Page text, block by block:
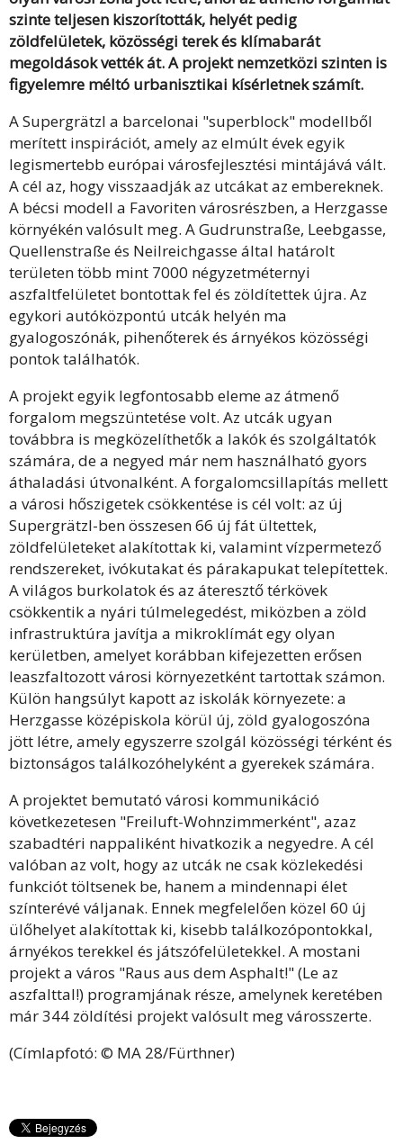
szinte teljesen kiszorították, helyét pedig
zöldfelületek, közösségi terek és klímabarát
megoldások vették át. A projekt nemzetközi szinten is
figyelemre méltó urbanisztikai kísérletnek számít.
A Supergrätzl a barcelonai "superblock" modellből
merített inspirációt, amely az elmúlt évek egyik
legismertebb európai városfejlesztési mintájává vált.
A cél az, hogy visszaadják az utcákat az embereknek.
A bécsi modell a Favoriten városrészben, a Herzgasse
környékén valósult meg. A Gudrunstraße, Leebgasse,
Quellenstraße és Neilreichgasse által határolt
területen több mint 7000 négyzetméternyi
aszfaltfelületet bontottak fel és zöldítettek újra. Az
egykori autóközpontú utcák helyén ma
gyalogoszónák, pihenőterek és árnyékos közösségi
pontok találhatók.
A projekt egyik legfontosabb eleme az átmenő
forgalom megszüntetése volt. Az utcák ugyan
továbbra is megközelíthetők a lakók és szolgáltatók
számára, de a negyed már nem használható gyors
áthaladási útvonalként. A forgalomcsillapítás mellett
a városi hőszigetek csökkentése is cél volt: az új
Supergrätzl-ben összesen 66 új fát ültettek,
zöldfelületeket alakítottak ki, valamint vízpermetező
rendszereket, ivókutakat és párakapukat telepítettek.
A világos burkolatok és az áteresztő térkövek
csökkentik a nyári túlmelegedést, miközben a zöld
infrastruktúra javítja a mikroklímát egy olyan
kerületben, amelyet korábban kifejezetten erősen
leaszfaltozott városi környezetként tartottak számon.
Külön hangsúlyt kapott az iskolák környezete: a
Herzgasse középiskola körül új, zöld gyalogoszóna
jött létre, amely egyszerre szolgál közösségi térként és
biztonságos találkozóhelyként a gyerekek számára.
A projektet bemutató városi kommunikáció
következetesen "Freiluft-Wohnzimmerként", azaz
szabadtéri nappaliként hivatkozik a negyedre. A cél
valóban az volt, hogy az utcák ne csak közlekedési
funkciót töltsenek be, hanem a mindennapi élet
színterévé váljanak. Ennek megfelelően közel 60 új
ülőhelyet alakítottak ki, kisebb találkozópontokkal,
árnyékos terekkel és játszófelületekkel. A mostani
projekt a város "Raus aus dem Asphalt!" (Le az
aszfalttal!) programjának része, amelynek keretében
már 344 zöldítési projekt valósult meg városszerte.
(Címlapfotó: © MA 28/Fürthner)